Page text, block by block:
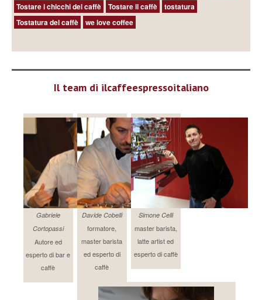
Tostare i chicchi del caffè
Tostare il caffè
tostatura
Tostatura del caffè
we love coffee
Il team di ilcaffeespressoitaliano
Gabriele
Cortopassi
Autore ed
esperto di bar e
caffè
Davide Cobelli
formatore,
master barista
ed esperto di
caffè
Simone Celli
master barista,
latte artist ed
esperto di caffè